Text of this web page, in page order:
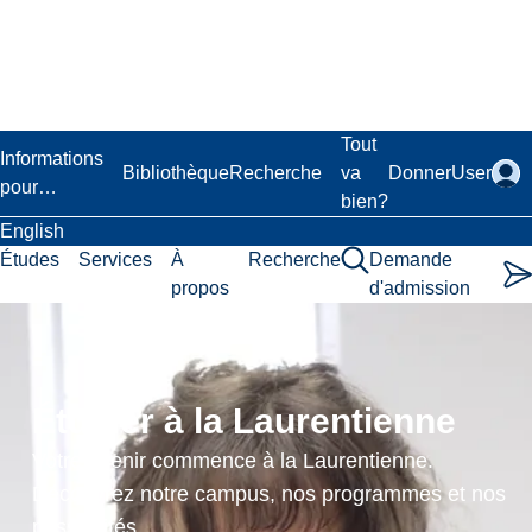
Informations
pour…
BibliothèqueRecherche
Tout
va
bien?
DonnerUser
English
Études
Services
À
propos
Recherche
Demande
d'admission
Étudier à la Laurentienne
Votre avenir commence à la Laurentienne.
Découvrez notre campus, nos programmes et nos
possibilités.
Physical